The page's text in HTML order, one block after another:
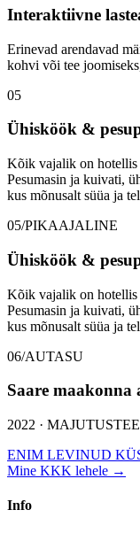
Interaktiivne
Erinevad arendavad
kohvi või tee
05
Ühisköök &
Kõik vajalik on hotellis
Pesumasin ja kuivati,
kus mõnusalt süüa ja
05/PIKAAJALINE
Ühisköök &
Kõik vajalik on hotellis
Pesumasin ja kuivati,
kus mõnusalt süüa ja
06/AUTASU
Saare maakonna
2022 ·
ENIM LEVINUD
Mine KKK lehele →
Info